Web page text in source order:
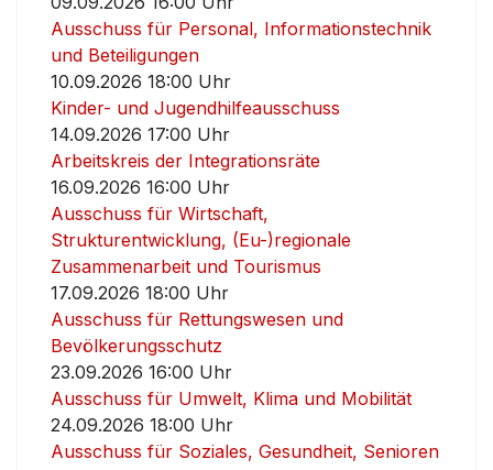
Ausschuss für Personal, Informationstechnik
und Beteiligungen
10.09.2026 18:00 Uhr
Kinder- und Jugendhilfeausschuss
14.09.2026 17:00 Uhr
Arbeitskreis der Integrationsräte
16.09.2026 16:00 Uhr
Ausschuss für Wirtschaft,
Strukturentwicklung, (Eu-)regionale
Zusammenarbeit und Tourismus
17.09.2026 18:00 Uhr
Ausschuss für Rettungswesen und
Bevölkerungsschutz
23.09.2026 16:00 Uhr
Ausschuss für Umwelt, Klima und Mobilität
24.09.2026 18:00 Uhr
Ausschuss für Soziales, Gesundheit, Senioren